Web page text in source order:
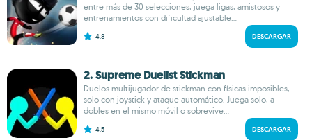
entre más de 30 selecciones, juega ligas, amistosos y
entrenamientos con dificultad ajustable...
4.8 DESCARGAR
2. Supreme Duelist Stickman
Duelos multijugador de stickman con físicas imposibles,
solo con joystick y ataque automático. Juega solo, a
dobles en el mismo móvil o sobrevive...
4.5 DESCARGAR